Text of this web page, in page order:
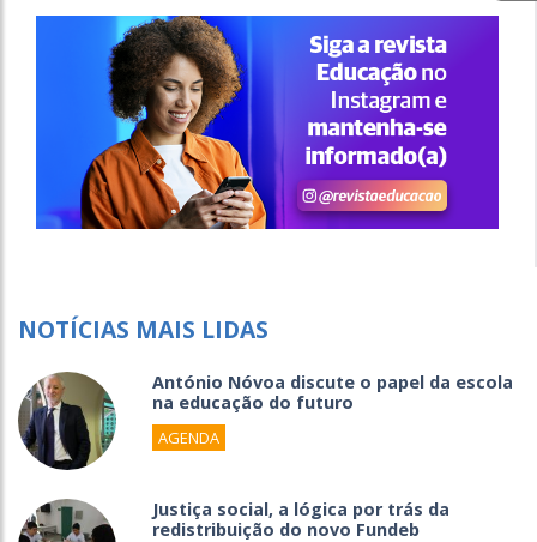
NOTÍCIAS MAIS LIDAS
António Nóvoa discute o papel da escola
na educação do futuro
AGENDA
Justiça social, a lógica por trás da
redistribuição do novo Fundeb